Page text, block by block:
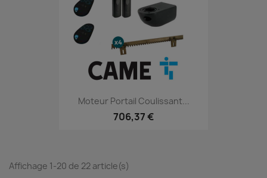
Moteur Portail Coulissant...
706,37 €
Affichage 1-20 de 22 article(s)